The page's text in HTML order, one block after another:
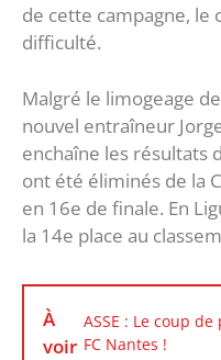
de cette campagne, le
difficulté.
Malgré le limogeage
nouvel entraîneur
enchaîne les résultats
ont été éliminés de la
en 16e de finale. En
la 14e place au
À
voir
ASSE : Le coup
FC Nantes !